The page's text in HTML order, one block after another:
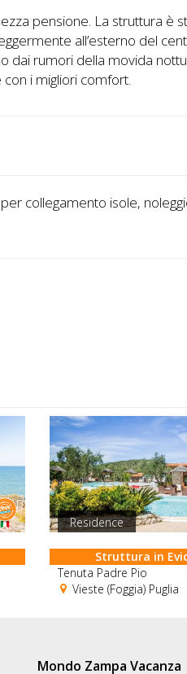
pensione. La struttura è
all’esterno del
dai rumori della movida
i migliori comfort.
collegamento isole,
Residence
Struttura in
Tenuta Padre Pio
Vieste (Foggia) Puglia
Mondo Zampa Vacanza